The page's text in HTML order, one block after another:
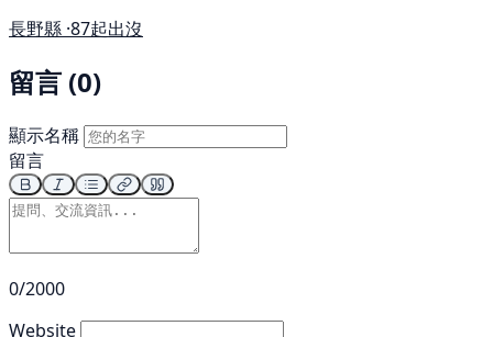
長野縣 ·87起出沒
留言 (0)
顯示名稱
留言
0/2000
Website